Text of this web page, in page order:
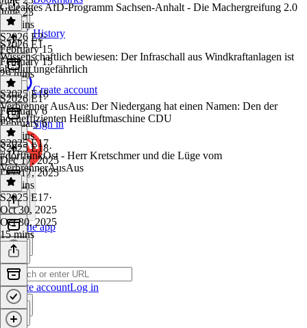
History
Create account
Sign in
Get the app
Create accountLog in
June 23
21 mins
Geleaktes AfD-Programm Sachsen-Anhalt - Die Machergreifung 2.0
S2026 E2·
February 15
February 15
29 mins
S2026 E1
Wissenschaftlich bewiesen: Der Infraschall aus Windkraftanlagen ist
absolut ungefährlich
S2026 E1·
February 6
February 6
38 mins
S2025 E18
Verbrenner AusAus: Der Niedergang hat einen Namen: Den der
hocheffizienten Heißluftmaschine CDU
S2025 E18·
Dec 17, 2025
Dec 17, 2025
42 mins
S2025 E17
#dorffunkOst - Herr Kretschmer und die Lüge vom
VerbrennerAusAus
S2025 E17·
Oct 30, 2025
Oct 30, 2025
15 mins